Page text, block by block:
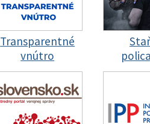
Transparentné
vnútro